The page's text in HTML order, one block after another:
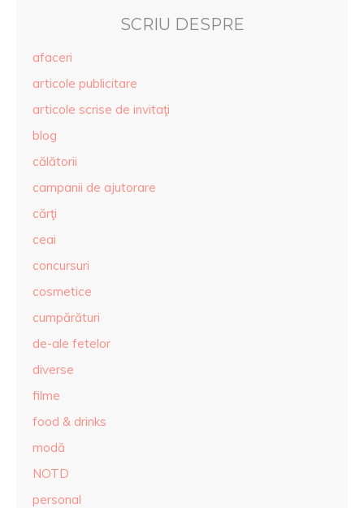
SCRIU DESPRE
afaceri
articole publicitare
articole scrise de invitaţi
blog
călătorii
campanii de ajutorare
cărţi
ceai
concursuri
cosmetice
cumpărături
de-ale fetelor
diverse
filme
food & drinks
modă
NOTD
personal